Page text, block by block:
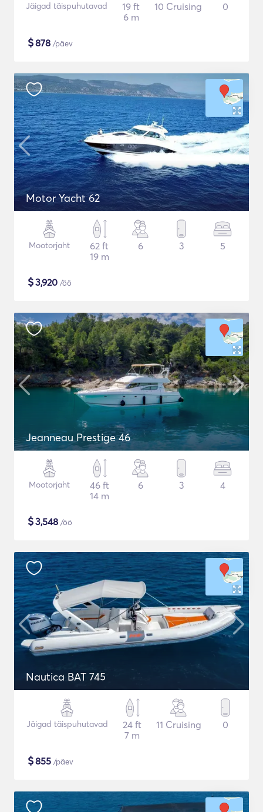
Jäigad täispuhutavad
19 ft
6 m
10 Cruising 0
$878 /päev
Motor Yacht 62
Mootorjaht
62 ft
19 m
6 3 5
$3,920 /öö
Jeanneau Prestige 46
Mootorjaht
46 ft
14 m
6 3 4
$3,548 /öö
Nautica BAT 745
Jäigad täispuhutavad
24 ft
7 m
11 Cruising 0
$855 /päev